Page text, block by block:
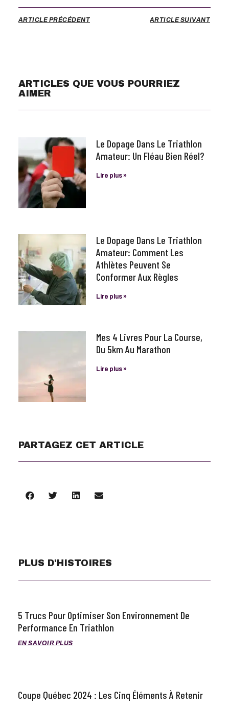
ARTICLE PRÉCÉDENT ARTICLE SUIVANT
ARTICLES QUE VOUS POURRIEZ
AIMER
Le Dopage Dans Le Triathlon
Amateur: Un Fléau Bien Réel?
Lire plus »
Le Dopage Dans Le Triathlon
Amateur: Comment Les
Athlètes Peuvent Se
Conformer Aux Règles
Lire plus »
Mes 4 Livres Pour La Course,
Du 5km Au Marathon
Lire plus »
PARTAGEZ CET ARTICLE
PLUS D'HISTOIRES
5 Trucs Pour Optimiser Son Environnement De
Performance En Triathlon
EN SAVOIR PLUS
Coupe Québec 2024 : Les Cinq Éléments À Retenir